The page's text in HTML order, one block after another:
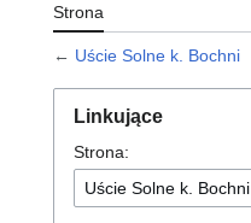
Strona
← Uście Solne k. Bochni
Linkujące
Strona: